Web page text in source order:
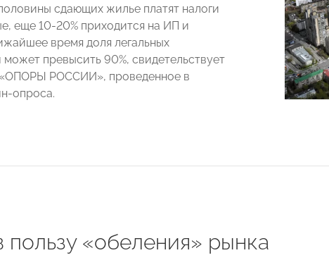
сдающих жилье платят налоги
еще 10-20% приходится на ИП и
время доля легальных
превысить 90%, свидетельствует
РОССИИ», проведенное в
опроса.
«обеления» рынка